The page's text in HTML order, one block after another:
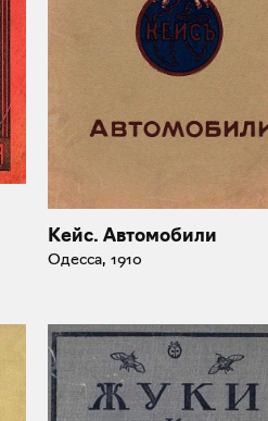
Кейс. Автомобили
Одесса, 1910